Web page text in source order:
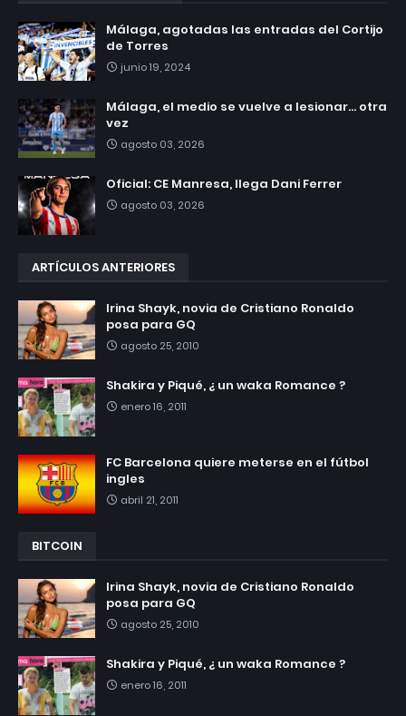
Málaga, agotadas las entradas del Cortijo
de Torres
junio 19, 2024
Málaga, el medio se vuelve a lesionar... otra
vez
agosto 03, 2026
Oficial: CE Manresa, llega Dani Ferrer
agosto 03, 2026
ARTÍCULOS ANTERIORES
Irina Shayk, novia de Cristiano Ronaldo
posa para GQ
agosto 25, 2010
Shakira y Piqué, ¿ un waka Romance ?
enero 16, 2011
FC Barcelona quiere meterse en el fútbol
ingles
abril 21, 2011
BITCOIN
Irina Shayk, novia de Cristiano Ronaldo
posa para GQ
agosto 25, 2010
Shakira y Piqué, ¿ un waka Romance ?
enero 16, 2011